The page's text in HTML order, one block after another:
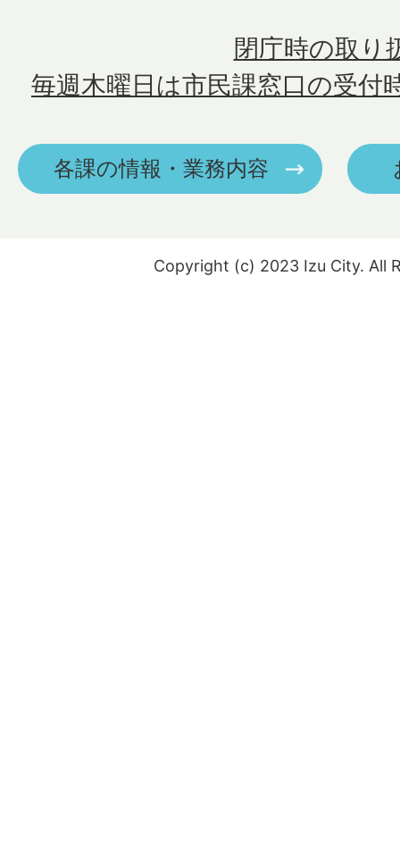
毎週木曜日は市民課窓口の受付
閉庁時の取り
各課の情報・業務内容
Copyright (c) 2023 Izu City. All